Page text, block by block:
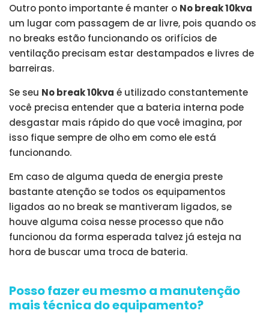
Outro ponto importante é manter o No break 10kva
um lugar com passagem de ar livre, pois quando os
no breaks estão funcionando os orifícios de
ventilação precisam estar destampados e livres de
barreiras.
Se seu No break 10kva é utilizado constantemente
você precisa entender que a bateria interna pode
desgastar mais rápido do que você imagina, por
isso fique sempre de olho em como ele está
funcionando.
Em caso de alguma queda de energia preste
bastante atenção se todos os equipamentos
ligados ao no break se mantiveram ligados, se
houve alguma coisa nesse processo que não
funcionou da forma esperada talvez já esteja na
hora de buscar uma troca de bateria.
Posso fazer eu mesmo a manutenção
mais técnica do equipamento?